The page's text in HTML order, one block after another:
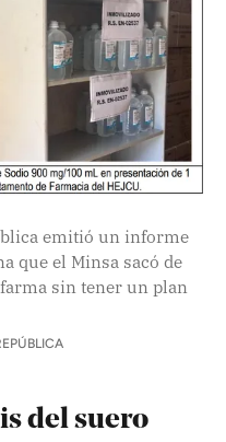
emitió un informe
que el Minsa sacó de
sin tener un plan
del suero